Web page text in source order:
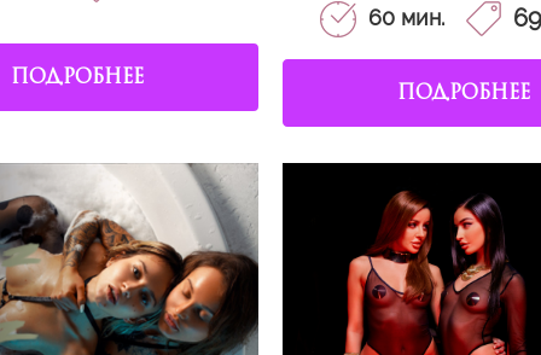
ПОДРОБНЕЕ
60 мин.
ПОДРОБНЕЕ